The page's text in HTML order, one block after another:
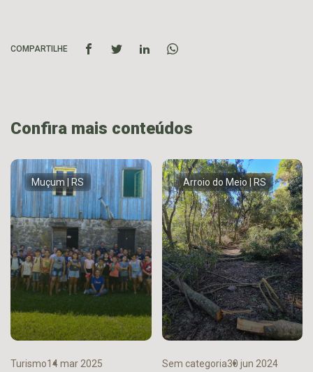
COMPARTILHE
Confira mais conteúdos
Muçum | RS
Turismo14 mar 2025
Arroio do Meio | RS
Sem categoria30 jun 2024